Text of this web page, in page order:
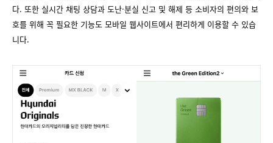
다. 또한 실시간 채팅 상담과 도난·분실 신고 및 해제 등 소비자의 편의와 보
호를 위해 꼭 필요한 기능도 모바일 웹사이트에서 편리하게 이용할 수 있습
니다.